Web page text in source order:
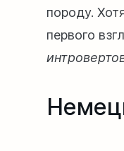
породу.
первого